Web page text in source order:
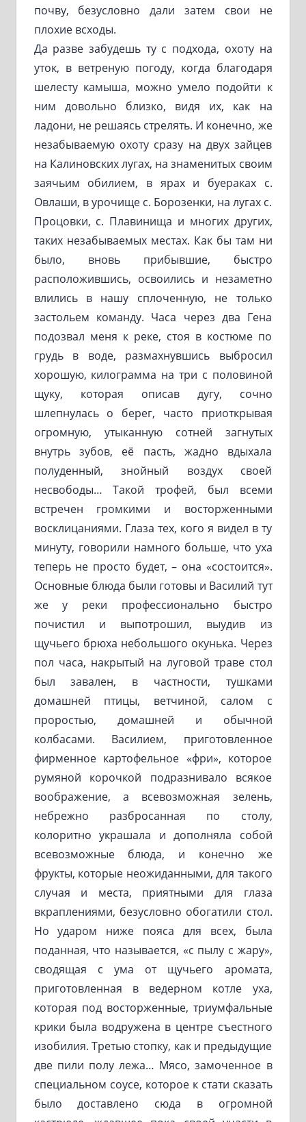
почву, безусловно дали затем свои не
плохие всходы.
Да разве забудешь ту с подхода, охоту на
уток, в ветреную погоду, когда благодаря
шелесту камыша, можно умело подойти к
ним довольно близко, видя их, как на
ладони, не решаясь стрелять. И конечно, же
незабываемую охоту сразу на двух зайцев
на Калиновских лугах, на знаменитых своим
заячьим обилием, в ярах и буераках с.
Овлаши, в урочище с. Борозенки, на лугах с.
Процовки, с. Плавинища и многих других,
таких незабываемых местах. Как бы там ни
было, вновь прибывшие, быстро
расположившись, освоились и незаметно
влились в нашу сплоченную, не только
застольем команду. Часа через два Гена
подозвал меня к реке, стоя в костюме по
грудь в воде, размахнувшись выбросил
хорошую, килограмма на три с половиной
щуку, которая описав дугу, сочно
шлепнулась о берег, часто приоткрывая
огромную, утыканную сотней загнутых
внутрь зубов, её пасть, жадно вдыхала
полуденный, знойный воздух своей
несвободы… Такой трофей, был всеми
встречен громкими и восторженными
восклицаниями. Глаза тех, кого я видел в ту
минуту, говорили намного больше, что уха
теперь не просто будет, – она «состоится».
Основные блюда были готовы и Василий тут
же у реки профессионально быстро
почистил и выпотрошил, выудив из
щучьего брюха небольшого окунька. Через
пол часа, накрытый на луговой траве стол
был завален, в частности, тушками
домашней птицы, ветчиной, салом с
проростью, домашней и обычной
колбасами. Василием, приготовленное
фирменное картофельное «фри», которое
румяной корочкой подразнивало всякое
воображение, а всевозможная зелень,
небрежно разбросанная по столу,
колоритно украшала и дополняла собой
всевозможные блюда, и конечно же
фрукты, которые неожиданными, для такого
случая и места, приятными для глаза
вкраплениями, безусловно обогатили стол.
Но ударом ниже пояса для всех, была
поданная, что называется, «с пылу с жару»,
сводящая с ума от щучьего аромата,
приготовленная в ведерном котле уха,
которая под восторженные, триумфальные
крики была водружена в центре съестного
изобилия. Третью стопку, как и предыдущие
две пили полу лежа… Мясо, замоченное в
специальном соусе, которое к стати сказать
было доставлено сюда в огромной